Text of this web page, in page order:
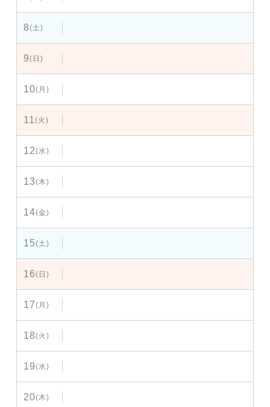
8(土)
9(日)
10(月)
11(火)
12(水)
13(木)
14(金)
15(土)
16(日)
17(月)
18(火)
19(水)
20(木)